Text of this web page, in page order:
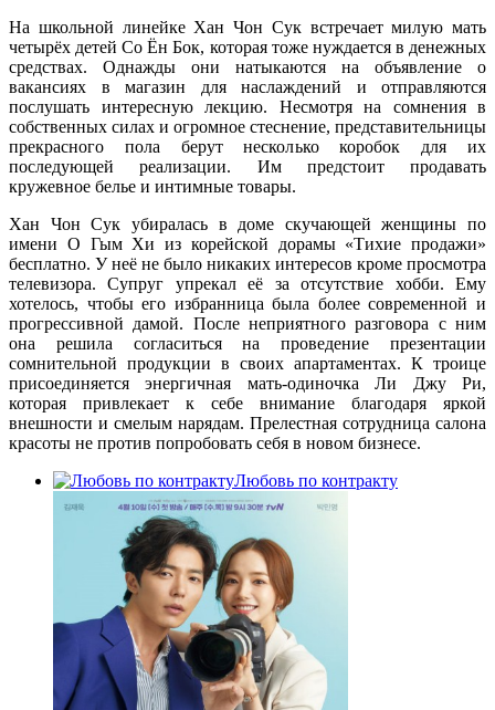
На школьной линейке Хан Чон Сук встречает милую мать
четырёх детей Со Ён Бок, которая тоже нуждается в денежных
средствах. Однажды они натыкаются на объявление о
вакансиях в магазин для наслаждений и отправляются
послушать интересную лекцию. Несмотря на сомнения в
собственных силах и огромное стеснение, представительницы
прекрасного пола берут несколько коробок для их
последующей реализации. Им предстоит продавать
кружевное белье и интимные товары.
Хан Чон Сук убиралась в доме скучающей женщины по
имени О Гым Хи из корейской дорамы «Тихие продажи»
бесплатно. У неё не было никаких интересов кроме просмотра
телевизора. Супруг упрекал её за отсутствие хобби. Ему
хотелось, чтобы его избранница была более современной и
прогрессивной дамой. После неприятного разговора с ним
она решила согласиться на проведение презентации
сомнительной продукции в своих апартаментах. К троице
присоединяется энергичная мать-одиночка Ли Джу Ри,
которая привлекает к себе внимание благодаря яркой
внешности и смелым нарядам. Прелестная сотрудница салона
красоты не против попробовать себя в новом бизнесе.
Любовь по контракту